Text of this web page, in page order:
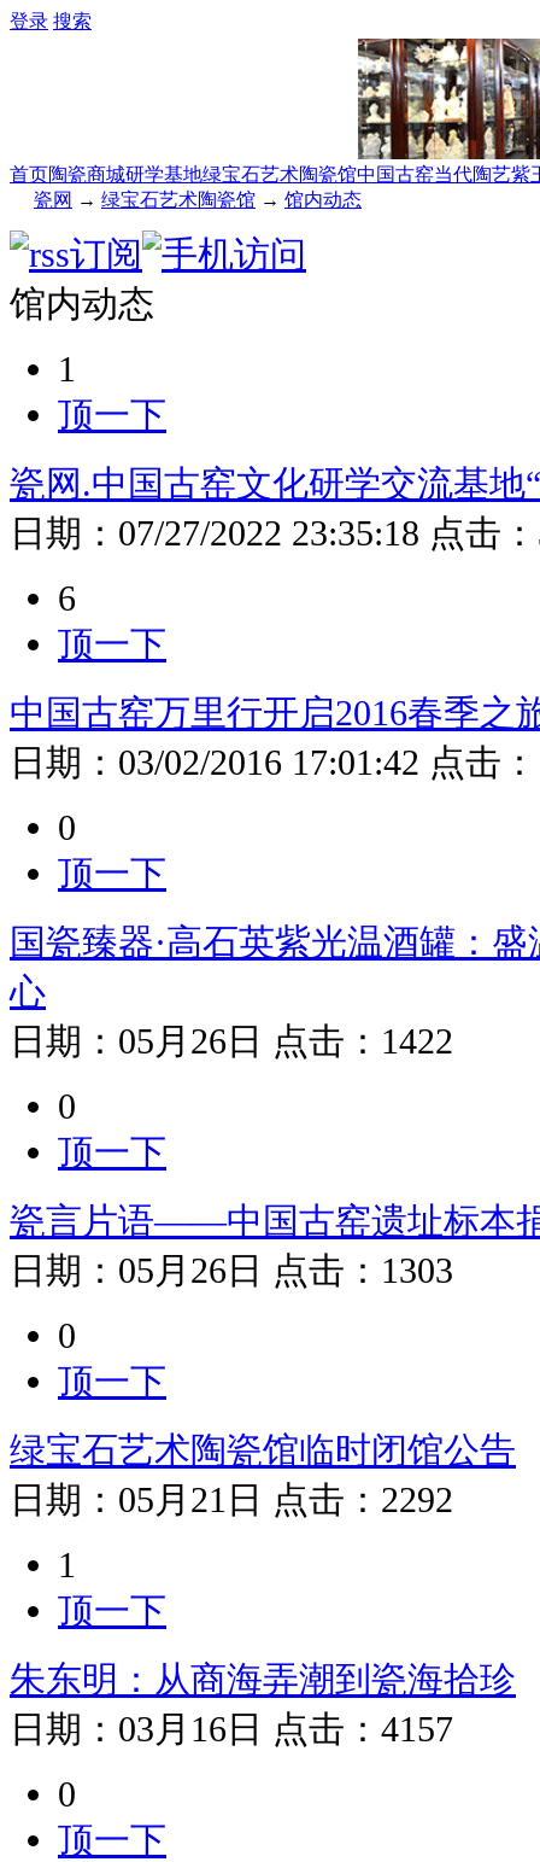
登录 搜索
首页陶瓷商城研学基地绿宝石艺术陶瓷馆中国古窑当代陶艺紫
瓷网 → 绿宝石艺术陶瓷馆 → 馆内动态
馆内动态
1
顶一下
瓷网.中国古窑文化研学交流基地
日期： 07/27/2022 23:35:18 点击：
6
顶一下
中国古窑万里行开启2016春季之
日期： 03/02/2016 17:01:42 点击：
0
顶一下
国瓷臻器·高石英紫光温酒罐：
心
日期： 05月26日 点击： 1422
0
顶一下
瓷言片语——中国古窑遗址标本
日期： 05月26日 点击： 1303
0
顶一下
绿宝石艺术陶瓷馆临时闭馆公告
日期： 05月21日 点击： 2292
1
顶一下
朱东明：从商海弄潮到瓷海拾珍
日期： 03月16日 点击： 4157
0
顶一下